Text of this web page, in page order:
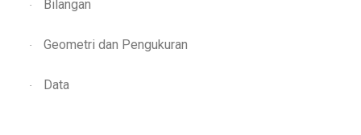
· Bilangan
· Geometri dan Pengukuran
· Data